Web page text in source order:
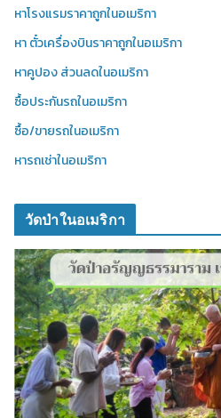
หาโรงแรมราคาถูกในอเมริกา
หา ตั๋วเครื่องบินราคาถูกในอเมริกา
หาคูปอง ส่วนลดในอเมริกา
ซื้อประกันรถในอเมริกา
ซื้อ/ขายรถในอเมริกา
หารถเช่าในอเมริกา
วัดป่าในอเมริกา